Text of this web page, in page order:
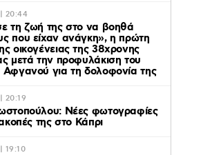
20:44
τη ζωή της στο να βοηθά
που είχαν ανάγκη», η πρώτη
οικογένειας της 38χρονης
μετά την προφυλάκιση του
για τη δολοφονία της
20:19
Νέες φωτογραφίες
της στο Κάπρι
19:10